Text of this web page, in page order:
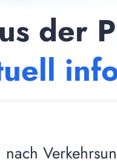
der